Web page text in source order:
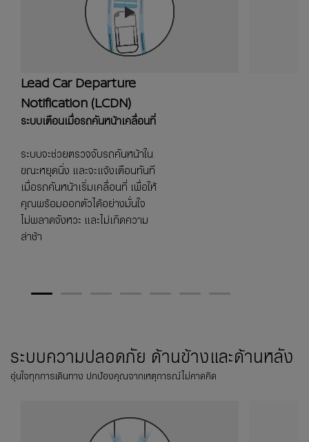
Lead Car Departure
Notification (LCDN)
ระบบเตือนเมื่อรถคันหน้าเคลื่อนที่
ระบบจะช่วยตรวจจับรถคันหน้าใน
ขณะหยุดนิ่ง และจะแจ้งเตือนทันที
เมื่อรถคันหน้าเริ่มเคลื่อนที่ เพื่อให้
คุณพร้อมออกตัวได้อย่างมั่นใจ
ไม่พลาดจังหวะ และไม่เกิดความ
ล่าช้า
1 2 3 4 5 6 7
ระบบความปลอดภัย ด้านข้างและด้านหลัง​
อุ่นใจทุกการเดินทาง ปกป้องคุณจากเหตุการณ์ไม่คาดคิด